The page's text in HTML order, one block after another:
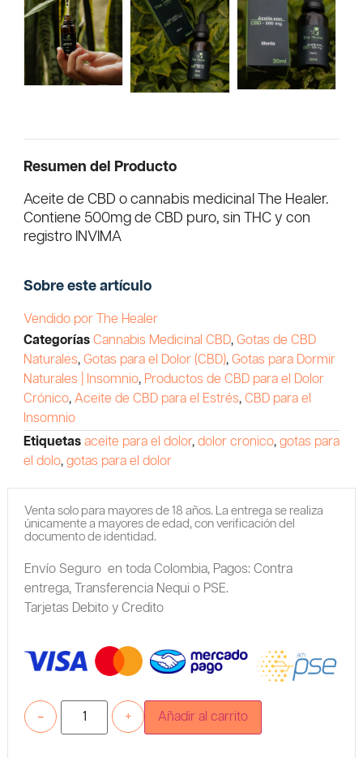
Resumen del Producto
Aceite de CBD o cannabis medicinal The Healer.
Contiene 500mg de CBD puro, sin THC y con
registro INVIMA
Sobre este artículo
Vendido por The Healer
Categorías Cannabis Medicinal CBD, Gotas de CBD
Naturales, Gotas para el Dolor (CBD), Gotas para Dormir
Naturales | Insomnio, Productos de CBD para el Dolor
Crónico, Aceite de CBD para el Estrés, CBD para el
Insomnio
Etiquetas aceite para el dolor, dolor cronico, gotas para
el dolo, gotas para el dolor
Venta solo para mayores de 18 años. La entrega se realiza
únicamente a mayores de edad, con verificación del
documento de identidad.
Envío Seguro en toda Colombia, Pagos: Contra
entrega, Transferencia Nequi o PSE.
Tarjetas Debito y Credito
+
- Añadir al carrito